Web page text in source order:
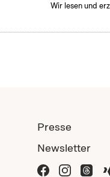
Wir lesen und
Presse
Newsletter